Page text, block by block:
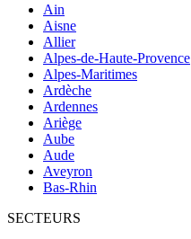
Ain
Aisne
Allier
Alpes-de-Haute-Provence
Alpes-Maritimes
Ardèche
Ardennes
Ariège
Aube
Aude
Aveyron
Bas-Rhin
SECTEURS